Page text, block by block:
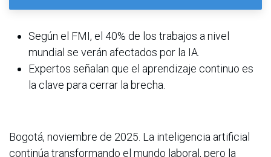
Según el FMI, el 40% de los trabajos a nivel
mundial se verán afectados por la IA.
Expertos señalan que el aprendizaje continuo es
la clave para cerrar la brecha.
Bogotá, noviembre de 2025. La inteligencia artificial
continúa transformando el mundo laboral, pero la